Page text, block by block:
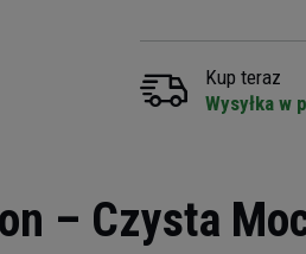
Kup teraz
Wysyłka w
– Czysta